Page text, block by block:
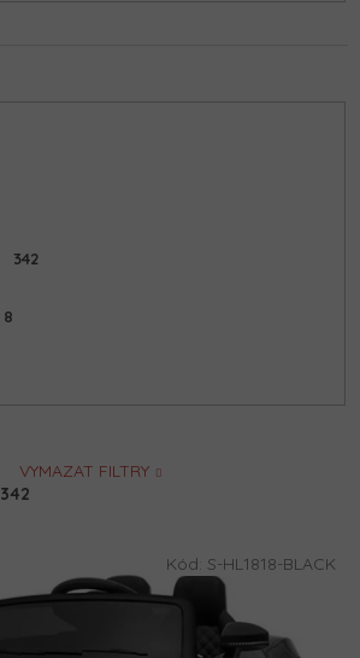
342
8
VYMAZAT FILTRY
342
Kód: S-HL1818-BLACK